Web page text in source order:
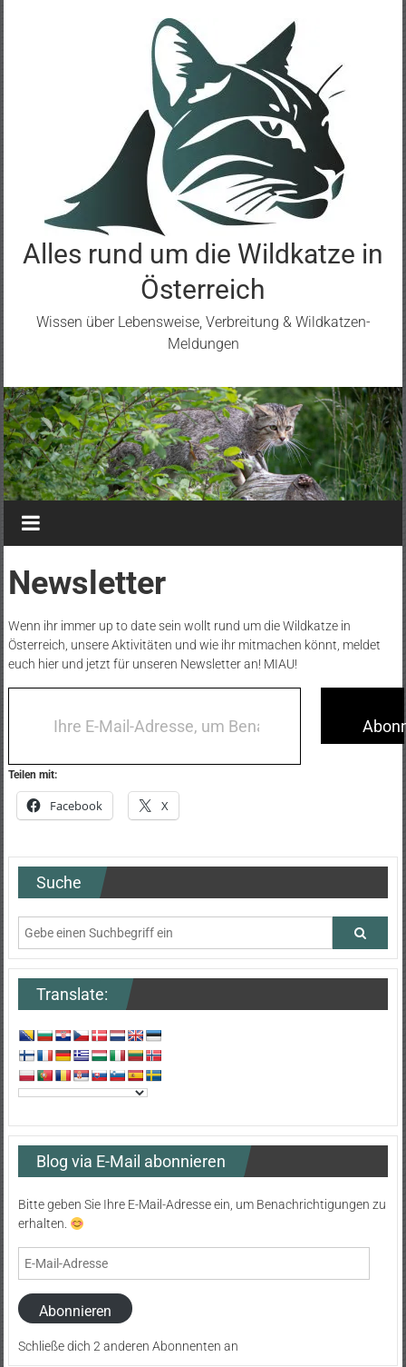
Alles rund um die Wildkatze in
Österreich
Wissen über Lebensweise, Verbreitung & Wildkatzen-
Meldungen
Newsletter
Wenn ihr immer up to date sein wollt rund um die Wildkatze in
Österreich, unsere Aktivitäten und wie ihr mitmachen könnt, meldet
euch hier und jetzt für unseren Newsletter an! MIAU!
Ihre E-Mail-Adresse, um Benachrichtigungen zu erhalten.
Teilen mit:
Facebook X
Suche
Translate:
Blog via E-Mail abonnieren
Bitte geben Sie Ihre E-Mail-Adresse ein, um Benachrichtigungen zu
erhalten.
E-
Adresse
Abonnieren
Schließe dich 2 anderen Abonnenten an